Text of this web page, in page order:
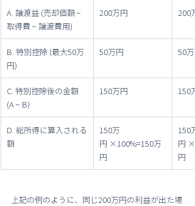
A. 譲渡益 (売却価額 −
取得費 − 譲渡費用)
200万円 200
B. 特別控除 (最大50万
円)
50万円 50万
C. 特別控除後の金額
(A − B)
150万円 150
D. 総所得に算入される
額
150万
円 ×100%=150万
円
150万
円
円
上記の例のように、同じ200万円の利益が出た場